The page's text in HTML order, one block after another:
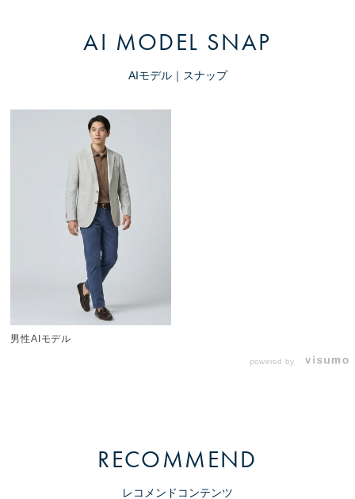
AI MODEL SNAP
AIモデル｜スナップ
男性AIモデル
powered by
RECOMMEND
レコメンドコンテンツ